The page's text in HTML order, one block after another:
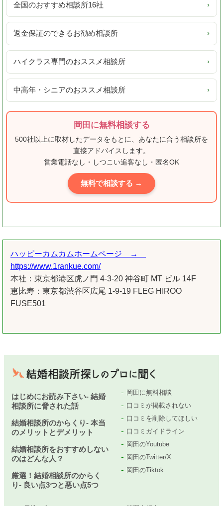
全国のおすすめ相談所16社 ›
返金保証のできるお勧め相談所 ›
ハイクラス専門のおススメ相談所 ›
中高年・シニアのおススメ相談所 ›
岡田に無料相談する
500社以上に取材したデータをもとに、あなたに合う相談所を
直接アドバイスします。
営業電話なし・しつこい追客なし・匿名OK
無料で相談する →
ハッピーカムカムホームページ →
https://www.1rankue.com/
本社：東京都港区虎ノ門 4-3-20 神谷町 MT ビル 14F
恵比寿：東京都渋谷区広尾 1-9-19 FLEG HIROO
FUSE501
はじめにお読み下さい- 結婚
相談所に脅された話
結婚相談所のからくり- 本当
のメリットとデメリット
結婚相談所をおすすめしない
のはどんな人？
厳選！結婚相談所のからく
り- 良い点3つと悪い点5つ
岡田に無料相談
口コミが掲載されない
口コミを削除してほしい
口コミガイドライン
岡田のYoutube
岡田のTwitter/X
岡田のTiktok